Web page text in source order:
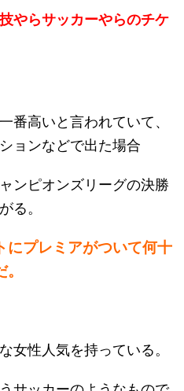
やらサッカーやらのチケ
番高いと言われていて、
ョンなどで出た場合
ンピオンズリーグの決勝
る。
にプレミアがついて何十
女性人気を持っている。